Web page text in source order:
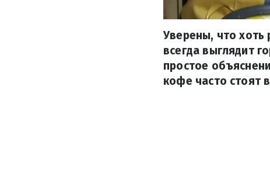
Уверены, что хоть
всегда выглядит
простое
кофе часто стоят